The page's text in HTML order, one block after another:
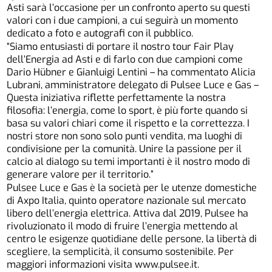
Asti sarà l’occasione per un confronto aperto su questi
valori con i due campioni, a cui seguirà un momento
dedicato a foto e autografi con il pubblico.
“Siamo entusiasti di portare il nostro tour Fair Play
dell’Energia ad Asti e di farlo con due campioni come
Dario Hübner e Gianluigi Lentini – ha commentato Alicia
Lubrani, amministratore delegato di Pulsee Luce e Gas –
Questa iniziativa riflette perfettamente la nostra
filosofia: l’energia, come lo sport, è più forte quando si
basa su valori chiari come il rispetto e la correttezza. I
nostri store non sono solo punti vendita, ma luoghi di
condivisione per la comunità. Unire la passione per il
calcio al dialogo su temi importanti è il nostro modo di
generare valore per il territorio.”
Pulsee Luce e Gas è la società per le utenze domestiche
di Axpo Italia, quinto operatore nazionale sul mercato
libero dell’energia elettrica. Attiva dal 2019, Pulsee ha
rivoluzionato il modo di fruire l’energia mettendo al
centro le esigenze quotidiane delle persone, la libertà di
scegliere, la semplicità, il consumo sostenibile. Per
maggiori informazioni visita www.pulsee.it.